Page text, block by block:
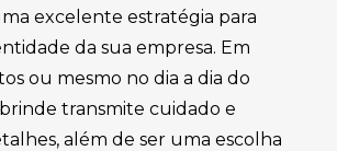
excelente estratégia para
da sua empresa. Em
ou mesmo no dia a dia do
transmite cuidado e
além de ser uma escolha